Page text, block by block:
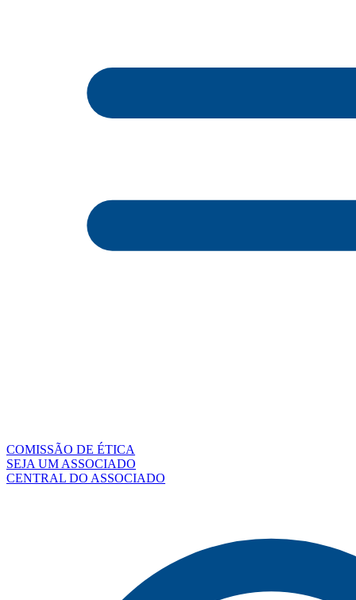
COMISSÃO DE ÉTICA
SEJA UM ASSOCIADO
CENTRAL DO ASSOCIADO